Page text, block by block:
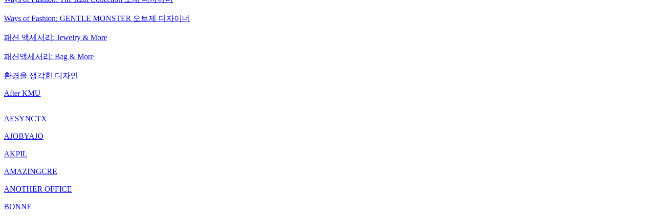
Ways of Fashion: GENTLE MONSTER 오브제 디자이너
패션 액세서리: Jewelry & More
패션액세서리: Bag & More
환경을 생각한 디자인
After KMU
AESYNCTX
AJOBYAJO
AKPIL
AMAZINGCRE
ANOTHER OFFICE
BONNE